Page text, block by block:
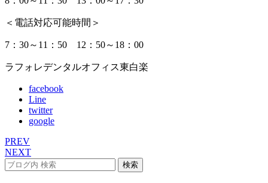
＜電話対応可能時間＞
7：30～11：50 12：50～18：00
ラフォレデンタルオフィス東白楽
facebook
Line
twitter
google
PREV
NEXT